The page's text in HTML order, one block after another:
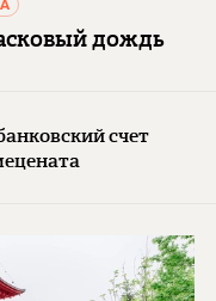
дождь
счет